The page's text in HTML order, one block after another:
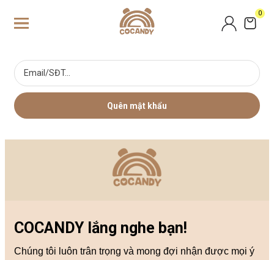
0
Quên mật khẩu
COCANDY lắng nghe bạn!
Chúng tôi luôn trân trọng và mong đợi nhận được mọi ý